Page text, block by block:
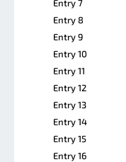
Entry 7
Entry 8
Entry 9
Entry 10
Entry 11
Entry 12
Entry 13
Entry 14
Entry 15
Entry 16